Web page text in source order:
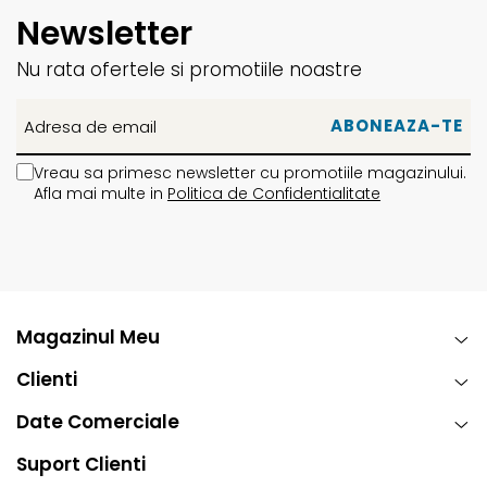
Newsletter
Nu rata ofertele si promotiile noastre
Vreau sa primesc newsletter cu promotiile magazinului.
Afla mai multe in Politica de Confidentialitate
Magazinul Meu
Clienti
Date Comerciale
Suport Clienti